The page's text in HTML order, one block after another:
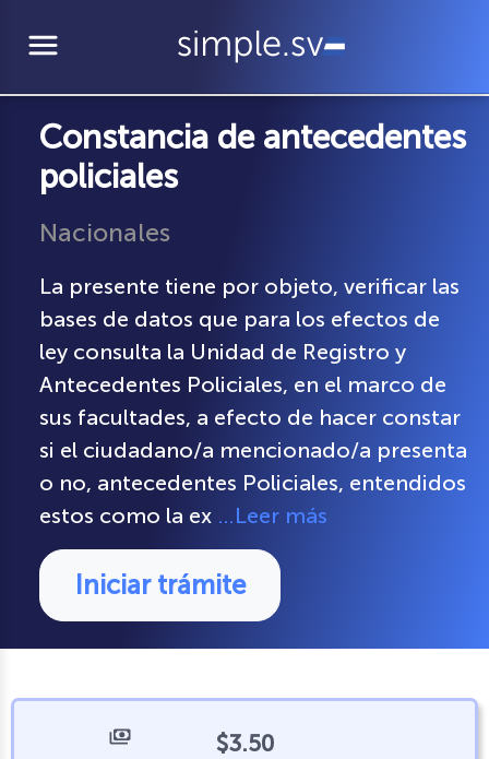
menu
Constancia de antecedentes
policiales
Nacionales
La presente tiene por objeto, verificar las
bases de datos que para los efectos de
ley consulta la Unidad de Registro y
Antecedentes Policiales, en el marco de
sus facultades, a efecto de hacer constar
si el ciudadano/a mencionado/a presenta
o no, antecedentes Policiales, entendidos
estos como la ex …Leer más
Iniciar trámite
$3.50